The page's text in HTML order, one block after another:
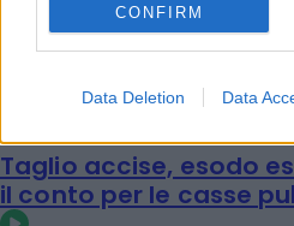
CONFIRM
Data Deletion Data
Taglio accise, esodo
il conto per le casse